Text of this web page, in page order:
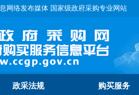
网络发布媒体 国家级政府采购专业网站
政采法规 购买服务